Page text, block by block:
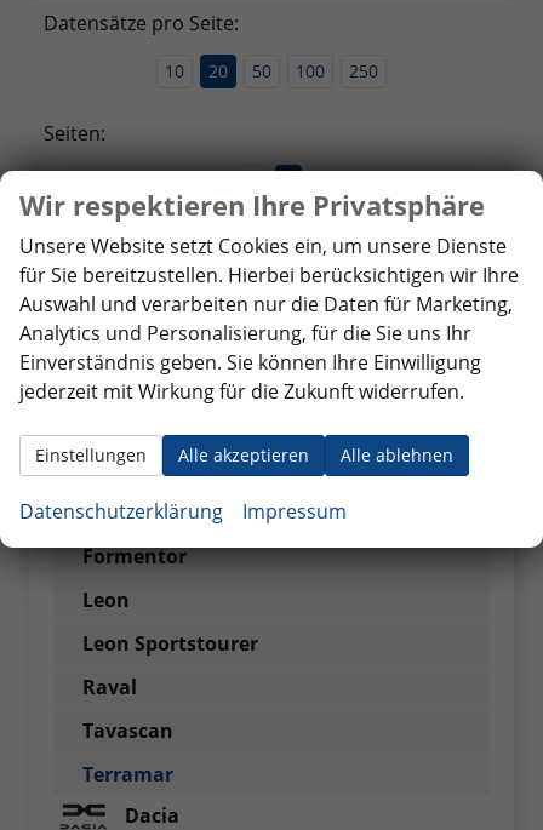
Datensätze pro Seite:
10 20 50 100 250
Seiten:
Fahrzeugnr.
Audi
BYD
Citroen
Cupra
Born
Formentor
Leon
Leon Sportstourer
Raval
Tavascan
Terramar
Dacia
Wir respektieren Ihre Privatsphäre
Unsere Website setzt Cookies ein, um unsere Dienste
für Sie bereitzustellen. Hierbei berücksichtigen wir Ihre
Auswahl und verarbeiten nur die Daten für Marketing,
Analytics und Personalisierung, für die Sie uns Ihr
Einverständnis geben. Sie können Ihre Einwilligung
jederzeit mit Wirkung für die Zukunft widerrufen.
Alle akzeptieren Alle ablehnen
Einstellungen
Datenschutzerklärung Impressum